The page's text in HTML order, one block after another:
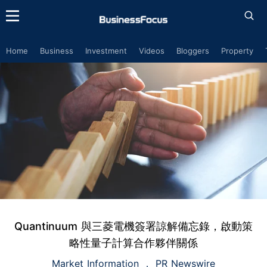
Home Business Investment Videos Bloggers Property
Quantinuum 與三菱電機簽署諒解備忘錄，啟動策
略性量子計算合作夥伴關係
Market Information PR Newswire